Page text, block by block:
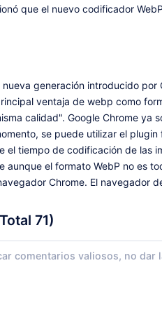
que el nuevo codificador
generación introducido
ventaja de webp como
calidad". Google Chrome ya
se puede utilizar el
el tiempo de codificación de las
aunque el formato WebP no es
Chrome. El navegador
71)